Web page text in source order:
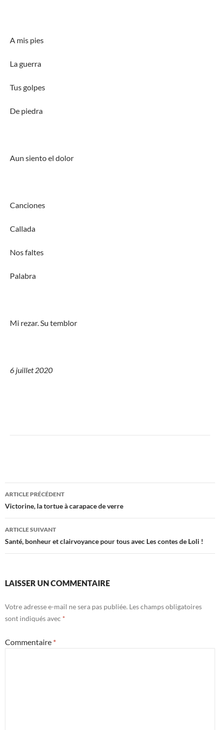
A mis pies
La guerra
Tus golpes
De piedra
Aun siento el dolor
Canciones
Callada
Nos faltes
Palabra
Mi rezar. Su temblor
6 juillet 2020
Navigation
des
articles
ARTICLE PRÉCÉDENT
Victorine, la tortue à carapace de verre
ARTICLE SUIVANT
Santé, bonheur et clairvoyance pour tous avec Les contes de Loli !
LAISSER UN COMMENTAIRE
Votre adresse e-mail ne sera pas publiée. Les champs obligatoires
sont indiqués avec *
Commentaire *